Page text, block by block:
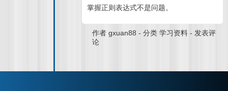
掌握正则表达式不是问题。
作者gxuan88 -分类学习资料 - 发表评
论